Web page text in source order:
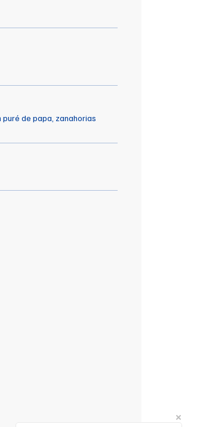
de papa, zanahorias